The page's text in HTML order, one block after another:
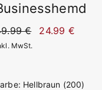
€ 24.99 €
MwSt.
Hellbraun (200)